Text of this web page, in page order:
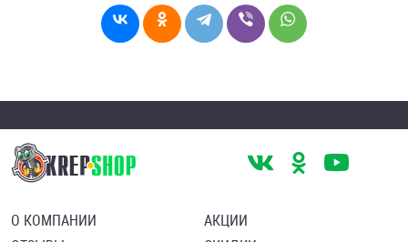
О КОМПАНИИ
АКЦИИ